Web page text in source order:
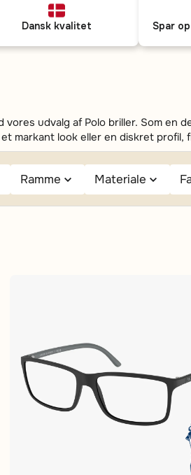
Dansk kvalitet Spar
udvalg af Polo briller. Som en
markant look eller en diskret
Ramme Materiale